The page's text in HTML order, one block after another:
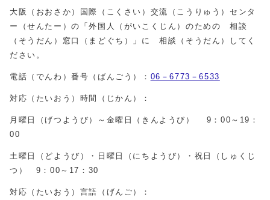
大阪（おおさか）国際（こくさい）交流（こうりゅう）センタ
ー（せんたー）の「外国人（がいこくじん）のための 相談
（そうだん）窓口（まどぐち）」に 相談（そうだん）してく
ださい。
電話（でんわ）番号（ばんごう）： 06－6773－6533
対応（たいおう）時間（じかん）：
月曜日（げつようび）～金曜日（きんようび） 9：00～19：
00
土曜日（どようび）・日曜日（にちようび）・祝日（しゅくじ
つ） 9：00～17：30
対応（たいおう）言語（げんご）：